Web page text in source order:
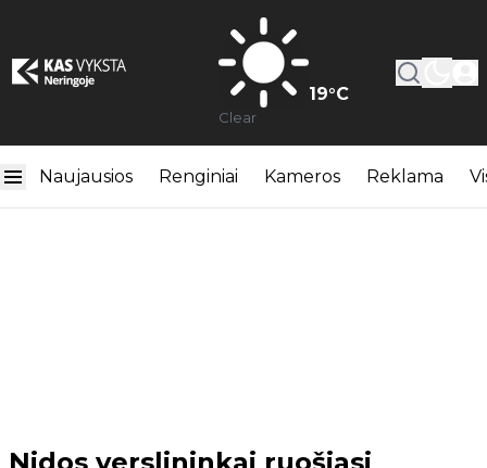
19°C
Clear
Naujausios Renginiai Kameros Reklama